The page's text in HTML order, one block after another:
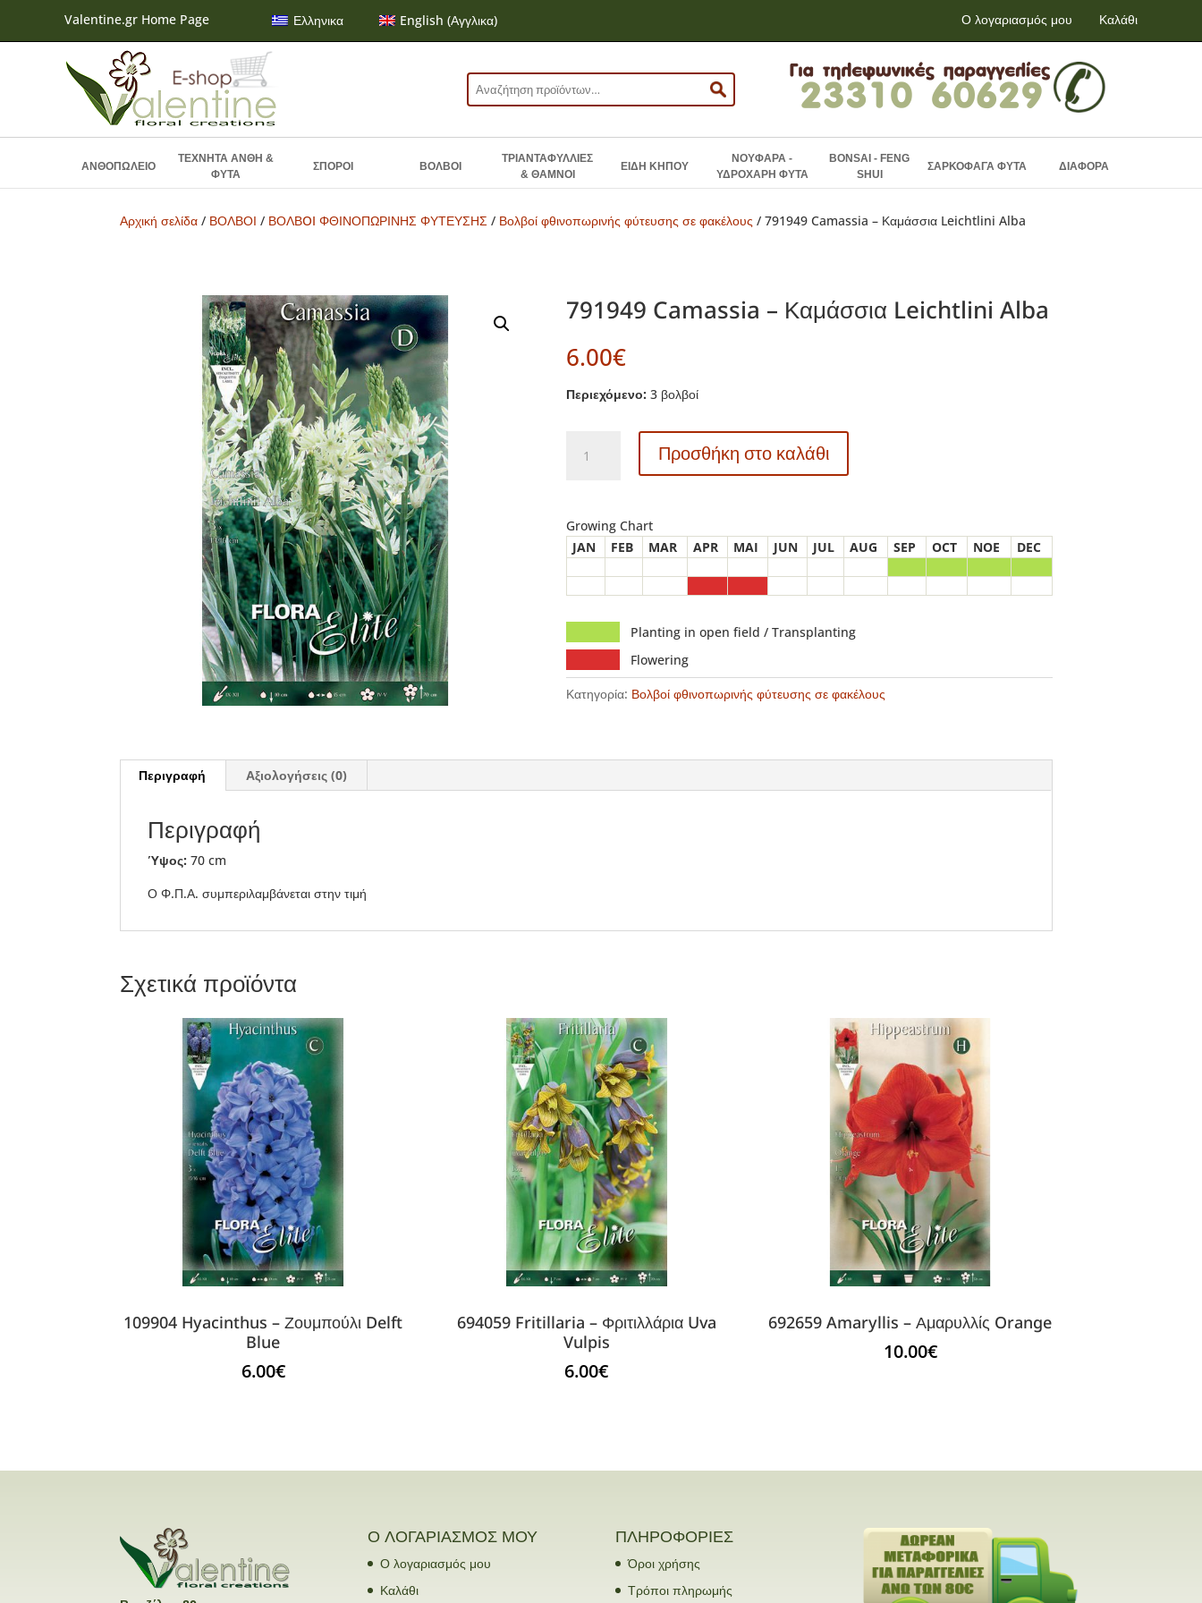
Valentine.gr Home Page Ελληνικα English (Αγγλικα) Ο λογαριασμός μου Καλάθι
Αναζήτηση
για:
ΑΝΘΟΠΩΛΕΙΟ
ΤΕΧΝΗΤΑ ΑΝΘΗ &
ΦΥΤΑ
ΣΠΟΡΟΙ ΒΟΛΒΟΙ
ΤΡΙΑΝΤΑΦΥΛΛΙΕΣ
& ΘΑΜΝΟΙ
ΕΙΔΗ ΚΗΠΟΥ
ΝΟΥΦΑΡΑ -
ΥΔΡΟΧΑΡΗ ΦΥΤΑ
BONSAI - FENG
SHUI
ΣΑΡΚΟΦΑΓΑ ΦΥΤΑ ΔΙΑΦΟΡΑ
Αρχική σελίδα / ΒΟΛΒΟΙ / ΒΟΛΒOI ΦΘΙΝΟΠΩΡΙΝΗΣ ΦΥΤΕΥΣΗΣ / Βολβοί φθινοπωρινής φύτευσης σε φακέλους / 791949 Camassia – Καμάσσια Leichtlini Alba
791949 Camassia – Καμάσσια Leichtlini Alba
6.00€
Περιεχόμενο: 3 βολβοί
Camassia
Leichtlini
Alba
Προσθήκη στο καλάθι
Growing Chart
JAN
FEB MAR APR MAI JUN JUL AUG SEP OCT NOE DEC
Planting in open field / Transplanting
Flowering
Κατηγορία: Βολβοί φθινοπωρινής φύτευσης σε φακέλους
Περιγραφή Αξιολογήσεις (0)
Περιγραφή
Ύψος: 70 cm
Ο Φ.Π.Α. συμπεριλαμβάνεται στην τιμή
Σχετικά προϊόντα
109904 Hyacinthus – Ζουμπούλι Delft
Blue
6.00€
694059 Fritillaria – Φριτιλλάρια Uva
Vulpis
6.00€
692659 Amaryllis – Αμαρυλλίς Orange
10.00€
Ο ΛΟΓΑΡΙΑΣΜΟΣ ΜΟΥ
Ο λογαριασμός μου
Καλάθι
ΠΛΗΡΟΦΟΡΙΕΣ
Όροι χρήσης
Τρόποι πληρωμής